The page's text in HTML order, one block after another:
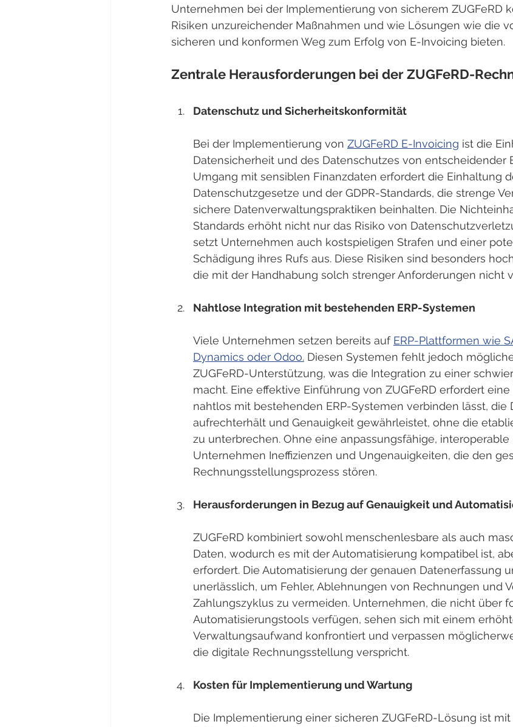
Unternehmen bei der Implementierung von sicherem ZUGFeRD
Risiken unzureichender Maßnahmen und wie Lösungen wie die
sicheren und konformen Weg zum Erfolg von E-Invoicing bieten.
Zentrale Herausforderungen bei der ZUGFeRD-
Datenschutz und Sicherheitskonformität
Bei der Implementierung von ZUGFeRD E-Invoicing ist die
Datensicherheit und des Datenschutzes von entscheidender
Umgang mit sensiblen Finanzdaten erfordert die Einhaltung
Datenschutzgesetze und der GDPR-Standards, die strenge
sichere Datenverwaltungspraktiken beinhalten. Die
Standards erhöht nicht nur das Risiko von
setzt Unternehmen auch kostspieligen Strafen und einer
Schädigung ihres Rufs aus. Diese Risiken sind besonders
die mit der Handhabung solch strenger Anforderungen nicht
Nahtlose Integration mit bestehenden ERP-Systemen
Viele Unternehmen setzen bereits auf ERP-Plattformen wie
Dynamics oder Odoo. Diesen Systemen fehlt jedoch
ZUGFeRD-Unterstützung, was die Integration zu einer
macht. Eine effektive Einführung von ZUGFeRD erfordert
nahtlos mit bestehenden ERP-Systemen verbinden lässt, die
aufrechterhält und Genauigkeit gewährleistet, ohne die
zu unterbrechen. Ohne eine anpassungsfähige,
Unternehmen Ineffizienzen und Ungenauigkeiten, die den
Rechnungsstellungsprozess stören.
Herausforderungen in Bezug auf Genauigkeit und
ZUGFeRD kombiniert sowohl menschenlesbare als auch
Daten, wodurch es mit der Automatisierung kompatibel ist,
erfordert. Die Automatisierung der genauen Datenerfassung
unerlässlich, um Fehler, Ablehnungen von Rechnungen und
Zahlungszyklus zu vermeiden. Unternehmen, die nicht über
Automatisierungstools verfügen, sehen sich mit einem
Verwaltungsaufwand konfrontiert und verpassen
die digitale Rechnungsstellung verspricht.
Kosten für Implementierung und Wartung
Die Implementierung einer sicheren ZUGFeRD-Lösung ist